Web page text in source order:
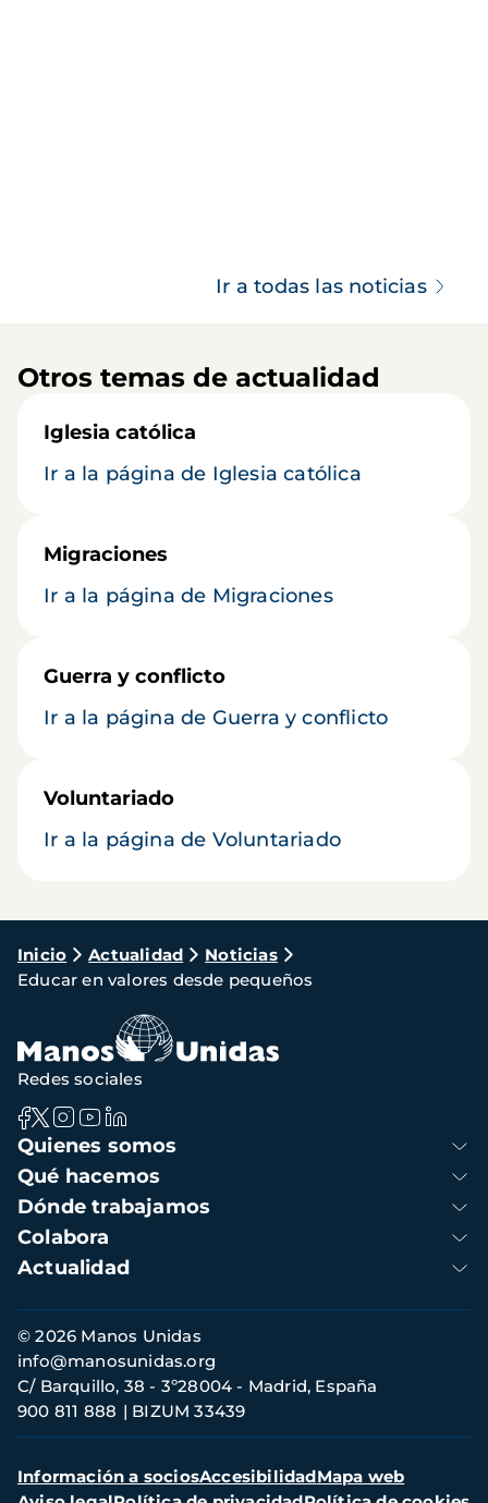
Ir a todas las noticias
Otros temas de actualidad
Iglesia católica
Ir a la página de Iglesia católica
Migraciones
Ir a la página de Migraciones
Guerra y conflicto
Ir a la página de Guerra y conflicto
Voluntariado
Ir a la página de Voluntariado
Ruta
de
navegación
Inicio Actualidad
Noticias
Educar en valores desde pequeños
Navegación
principal
Quienes somos
Qué hacemos
Dónde trabajamos
Colabora
Actualidad
Redes sociales
Información
de
contacto
© 2026 Manos Unidas
C/ Barquillo, 38 - 3º28004 - Madrid, España
900 811 888
BIZUM 33439
info@manosunidas.org
Menú
secundario
Información a sociosAccesibilidadMapa web